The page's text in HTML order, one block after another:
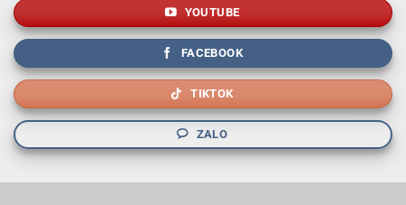
YOUTUBE
FACEBOOK
TIKTOK
ZALO